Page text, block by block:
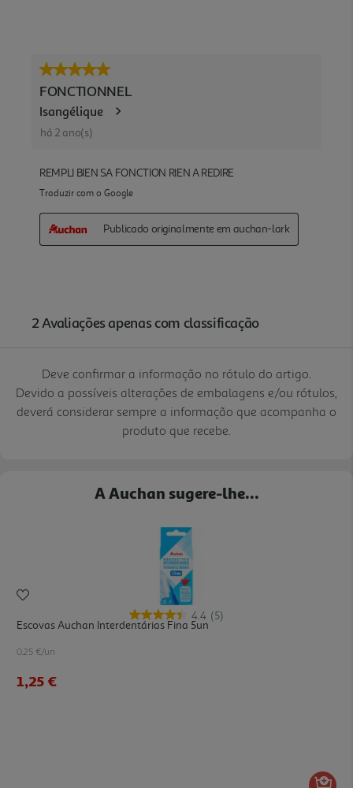
Deve confirmar a informação no rótulo do artigo.
Devido a possíveis alterações de embalagens e/ou rótulos,
deverá considerar sempre a informação que acompanha o
produto que recebe.
A Auchan sugere-lhe...
4.4 (5)
Escovas Auchan Interdentárias Fina 5un
0.25 €/un
1,25 €